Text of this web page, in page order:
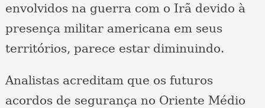
envolvidos na guerra com o Irã devido à
presença militar americana em seus
territórios, parece estar diminuindo.
Analistas acreditam que os futuros
acordos de segurança no Oriente Médio